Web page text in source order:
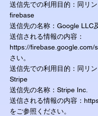
送信先での利用目的：同リン
firebase
送信先の名称：Google LLC
送信される情報の内容：
https://firebase.google.com/
さい。
送信先での利用目的：同リン
Stripe
送信先の名称：Stripe Inc.
送信される情報の内容：
をご参照ください。